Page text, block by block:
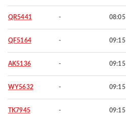
QR5441 - 08:05
QF5164 - 09:15
AK5136 - 09:15
WY5632 - 09:15
TK7945 - 09:15